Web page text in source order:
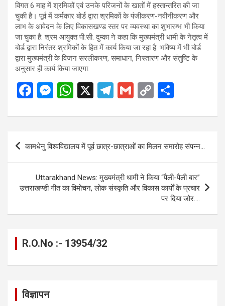
विगत 6 माह में श्रमिकों एवं उनके परिजनों के खातों में हस्तान्तरित की जा
चुकी है। पूर्व में कर्मकार बोर्ड द्वारा श्रमिकों के पंजीकरण-नवीनीकरण और
लाभ के आवेदन के लिए विकासखण्ड स्तर पर व्यवस्था का शुभारम्भ भी किया
जा चुका है. श्रम आयुक्त पी.सी. दुम्का ने कहा कि मुख्यमंत्री धामी के नेतृत्व में
बोर्ड द्वारा निरंतर श्रमिकों के हित में कार्य किया जा रहा है. भविष्य में भी बोर्ड
द्वारा मुख्यमंत्री के विजन सरलीकरण, समाधान, निस्तारण और संतुष्टि के
अनुसार ही कार्य किया जाएगा.
F
ce
b
o
o
k
M
se
n
g
er
W
at
A
p
p
X
T
e
a
m
G
ail
C
py
n
k
ar
e
Post
navigation
कामधेनु विश्वविद्यालय में पूर्व छात्र-छात्राओं का मिलन समारोह संपन्न…
Uttarakhand News: मुख्यमंत्री धामी ने किया “पैली-पैली बार”
उत्तराखण्डी गीत का विमोचन, लोक संस्कृति और विकास कार्यों के प्रचार
पर दिया जोर….
R.O.No :- 13954/32
विज्ञापन